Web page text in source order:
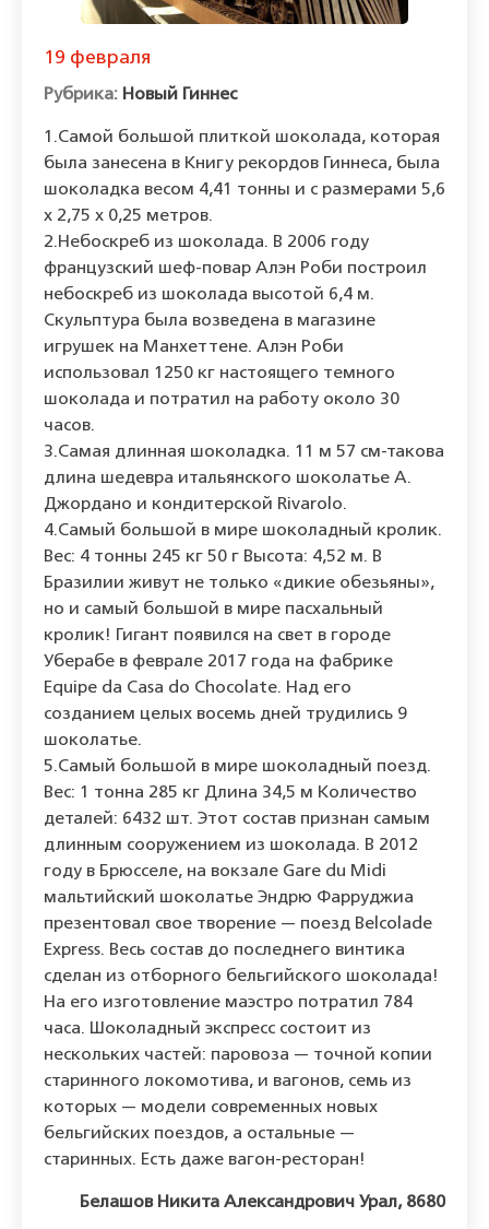
19 февраля
Новый Гиннес
1.Самой большой плиткой шоколада, которая
была занесена в Книгу рекордов Гиннеса, была
шоколадка весом 4,41 тонны и с размерами 5,6
х 2,75 х 0,25 метров.
2.Небоскреб из шоколада. В 2006 году
французский шеф-повар Алэн Роби построил
небоскреб из шоколада высотой 6,4 м.
Скульптура была возведена в магазине
игрушек на Манхеттене. Алэн Роби
использовал 1250 кг настоящего темного
шоколада и потратил на работу около 30
часов.
3.Самая длинная шоколадка. 11 м 57 см-такова
длина шедевра итальянского шоколатье А.
Джордано и кондитерской Rivarolo.
4.Самый большой в мире шоколадный кролик.
Вес: 4 тонны 245 кг 50 г Высота: 4,52 м. В
Бразилии живут не только «дикие обезьяны»,
но и самый большой в мире пасхальный
кролик! Гигант появился на свет в городе
Уберабе в феврале 2017 года на фабрике
Equipe da Casa do Chocolate. Над его
созданием целых восемь дней трудились 9
шоколатье.
5.Самый большой в мире шоколадный поезд.
Вес: 1 тонна 285 кг Длина 34,5 м Количество
деталей: 6432 шт. Этот состав признан самым
длинным сооружением из шоколада. В 2012
году в Брюсселе, на вокзале Gare du Midi
мальтийский шоколатье Эндрю Фарруджиа
презентовал свое творение — поезд Belcolade
Express. Весь состав до последнего винтика
сделан из отборного бельгийского шоколада!
На его изготовление маэстро потратил 784
часа. Шоколадный экспресс состоит из
нескольких частей: паровоза — точной копии
старинного локомотива, и вагонов, семь из
которых — модели современных новых
бельгийских поездов, а остальные —
старинных. Есть даже вагон-ресторан!
Белашов Никита Александрович Урал, 8680